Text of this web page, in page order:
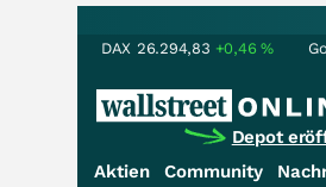
DAX 26.294,83 +0,46%
Depot
Aktien Community